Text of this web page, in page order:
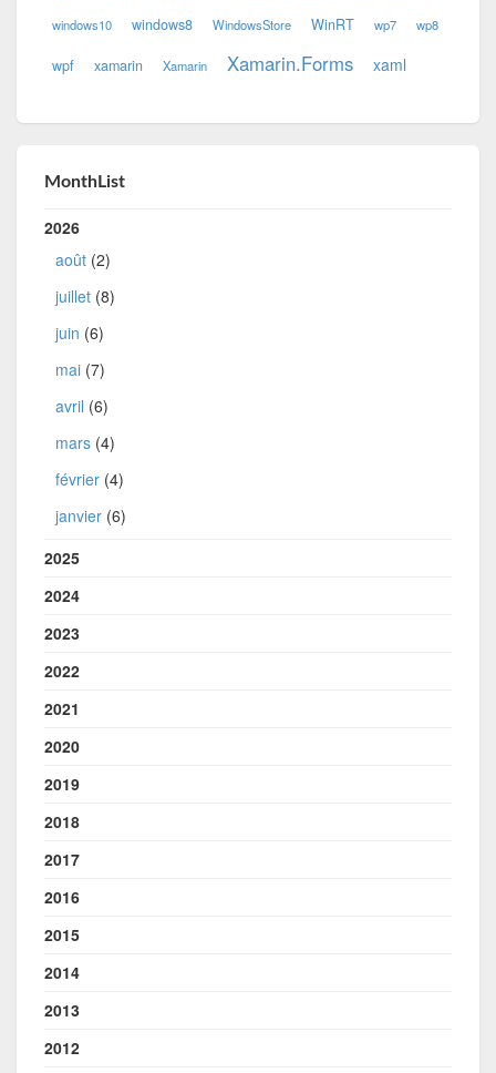
windows10 windows8 WindowsStore WinRT wp7 wp8
wpf xamarin Xamarin Xamarin.Forms xaml
MonthList
2026
août (2)
juillet (8)
juin (6)
mai (7)
avril (6)
mars (4)
février (4)
janvier (6)
2025
2024
2023
2022
2021
2020
2019
2018
2017
2016
2015
2014
2013
2012